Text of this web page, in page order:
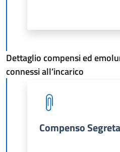
Dettaglio compensi ed
connessi all’incarico
Compenso